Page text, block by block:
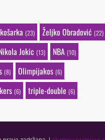
košarka (23) Željko Obradović (22)
Jokic (13) NBA (10)
(8) Olimpijakos (6)
(6) triple-double (6)